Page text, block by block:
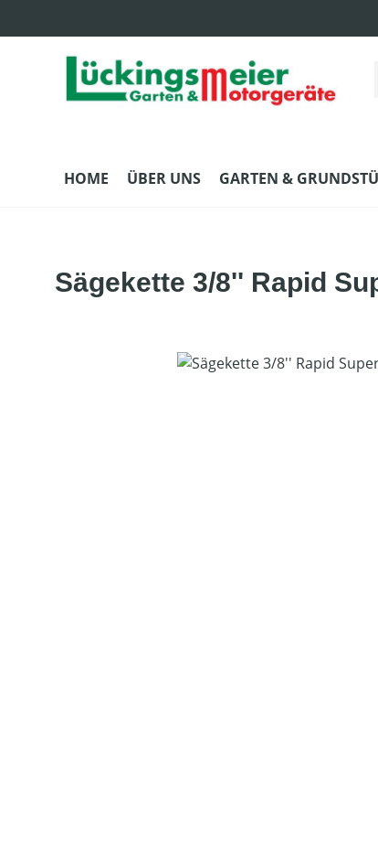
HOME ÜBER UNS GARTEN &
Sägekette 3/8'' Rapid
Bildergalerie überspringen